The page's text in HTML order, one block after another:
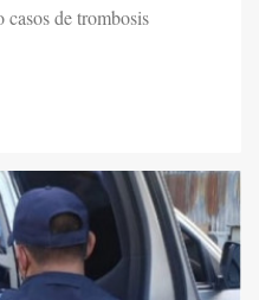
de trombosis